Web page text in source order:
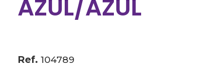
AZUL/AZUL
Ref. 104789